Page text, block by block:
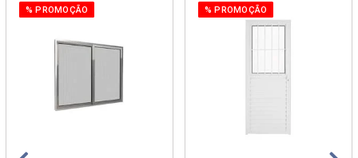
% PROMOÇÃO % PROMOÇÃO